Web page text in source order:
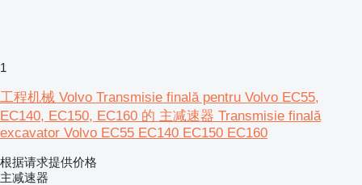
1
工程机械 Volvo Transmisie finală pentru Volvo EC55,
EC140, EC150, EC160 的 主减速器 Transmisie finală
excavator Volvo EC55 EC140 EC150 EC160
根据请求提供价格
主减速器